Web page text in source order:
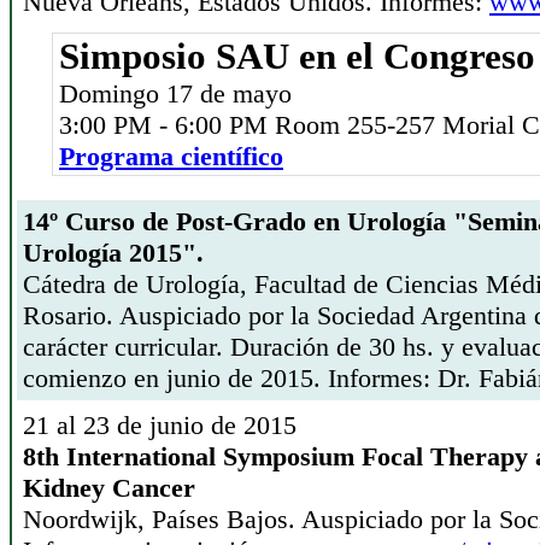
Simposio SAU en el
Domingo 17 de mayo
3:00 PM - 6:00 PM Room 255-257 Morial
Programa científico
14º Curso de Post-Grado en Urología
Urología 2015".
Cátedra de Urología, Facultad de Ciencias
Rosario. Auspiciado por la Sociedad
carácter curricular. Duración de 30 hs. y
comienzo en junio de 2015. Informes: Dr.
21 al 23 de junio de 2015
8th International Symposium Focal Therapy
Kidney Cancer
Noordwijk, Países Bajos. Auspiciado por la